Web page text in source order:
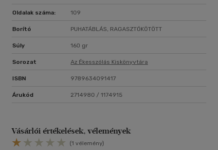
Oldalak száma: 109
Borító PUHATÁBLÁS, RAGASZTÓKÖTÖTT
Súly 160 gr
Sorozat Az Ékesszólás Kiskönyvtára
ISBN 9789634091417
Árukód 2714980 / 1174915
Vásárlói értékelések, vélemények
(1 vélemény)